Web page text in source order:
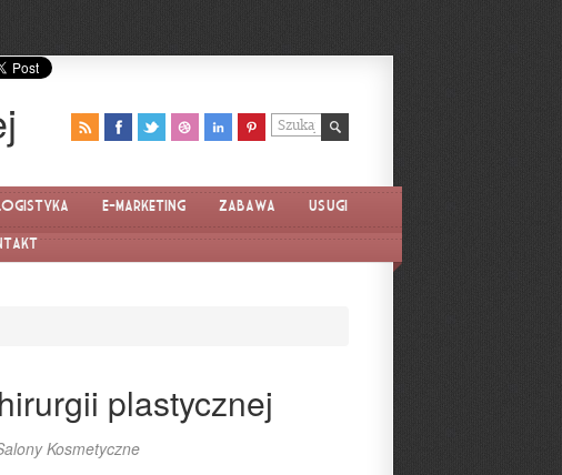
E-marketing Zabawa Usługi
plastycznej
Kosmetyczne